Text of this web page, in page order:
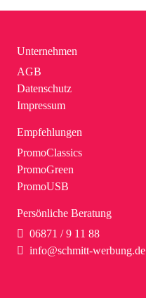
Unternehmen
AGB
Datenschutz
Impressum
Empfehlungen
PromoClassics
PromoGreen
PromoUSB
Persönliche Beratung
06871 / 9 11 88
info@schmitt-werbung.de